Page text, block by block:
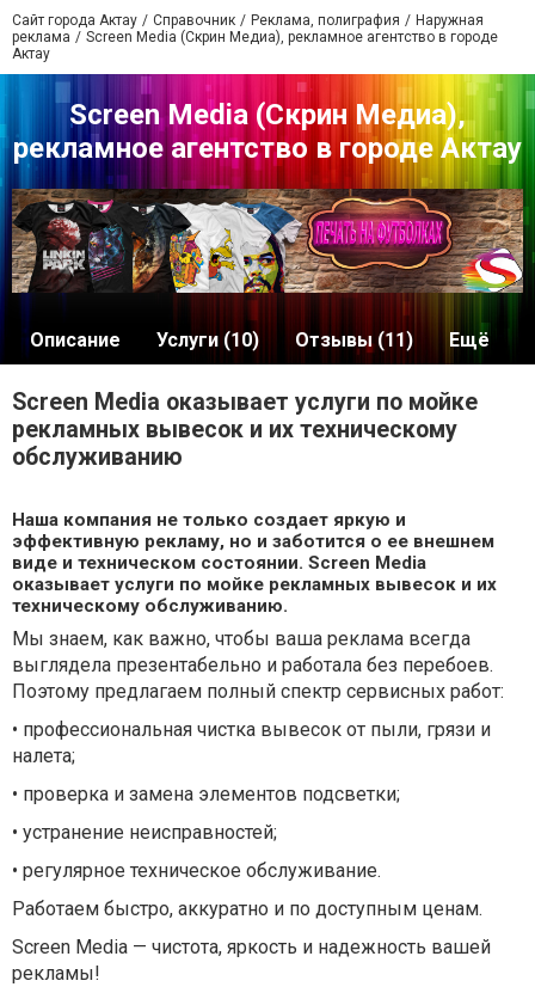
Сайт города Актау Справочник Реклама, полиграфия
Наружная
реклама
Screen Media (Скрин Медиа), рекламное агентство в городе
Актау
Screen Media (Скрин Медиа),
рекламное агентство в городе Актау
Описание Услуги (10) Отзывы (11) Ещё
Screen Media оказывает услуги по мойке
рекламных вывесок и их техническому
обслуживанию
Наша компания не только создает яркую и
эффективную рекламу, но и заботится о ее внешнем
виде и техническом состоянии. Screen Media
оказывает услуги по мойке рекламных вывесок и их
техническому обслуживанию.
Мы знаем, как важно, чтобы ваша реклама всегда
выглядела презентабельно и работала без перебоев.
Поэтому предлагаем полный спектр сервисных работ:
• профессиональная чистка вывесок от пыли, грязи и
налета;
• проверка и замена элементов подсветки;
• устранение неисправностей;
• регулярное техническое обслуживание.
Работаем быстро, аккуратно и по доступным ценам.
Screen Media — чистота, яркость и надежность вашей
рекламы!